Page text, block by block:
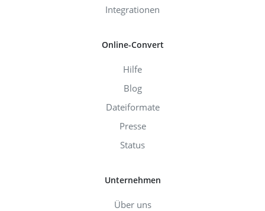
Integrationen
Online-Convert
Hilfe
Blog
Dateiformate
Presse
Status
Unternehmen
Über uns